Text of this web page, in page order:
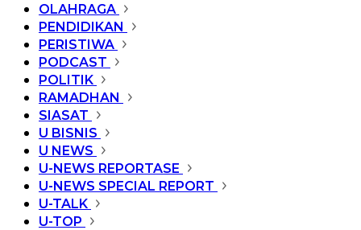
OLAHRAGA
PENDIDIKAN
PERISTIWA
PODCAST
POLITIK
RAMADHAN
SIASAT
U BISNIS
U NEWS
U-NEWS REPORTASE
U-NEWS SPECIAL REPORT
U-TALK
U-TOP